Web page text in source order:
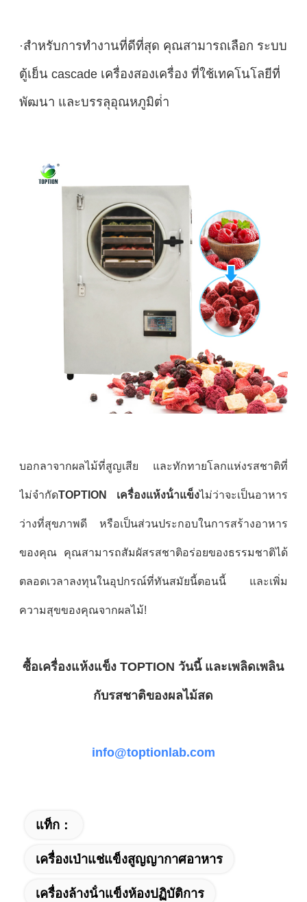
·สําหรับการทํางานที่ดีที่สุด คุณสามารถเลือก ระบบ
ตู้เย็น cascade เครื่องสองเครื่อง ที่ใช้เทคโนโลยีที่
พัฒนา และบรรลุอุณหภูมิต่ํา
บอกลาจากผลไม้ที่สูญเสีย และทักทายโลกแห่งรสชาติที่
ไม่จํากัดTOPTION เครื่องแห้งน้ําแข็งไม่ว่าจะเป็นอาหาร
ว่างที่สุขภาพดี หรือเป็นส่วนประกอบในการสร้างอาหาร
ของคุณ คุณสามารถสัมผัสรสชาติอร่อยของธรรมชาติได้
ตลอดเวลาลงทุนในอุปกรณ์ที่ทันสมัยนี้ตอนนี้ และเพิ่ม
ความสุขของคุณจากผลไม้!
ซื้อเครื่องแห้งแข็ง TOPTION วันนี้ และเพลิดเพลิน
กับรสชาติของผลไม้สด
info@toptionlab.com
แท็ก：
เครื่องเป่าแช่แข็งสูญญากาศอาหาร
เครื่องล้างน้ําแข็งห้องปฏิบัติการ